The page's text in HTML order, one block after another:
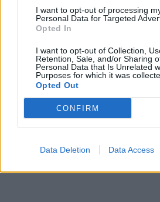
I want to opt-out of processing
Personal Data for Targeted
Opted In
I want to opt-out of Collection,
Retention, Sale, and/or Sharing
Personal Data that Is Unrelated
Purposes for which it was
Opted Out
CONFIRM
Data Deletion Data Access
Artigo anterior
Vila Real: espetáculo “Os Desejos
de Natal” promoveu a empatia e
inclusão em Lordelo
Siga-nos no Instagram